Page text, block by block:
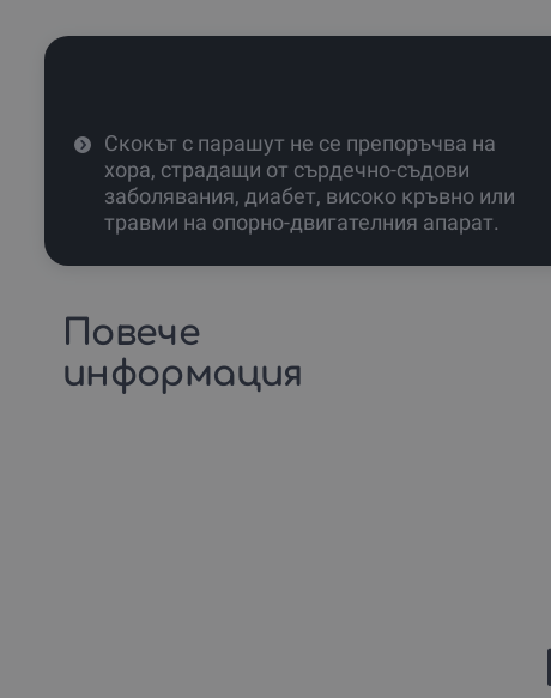
Скокът с парашут не се препоръчва на
хора, страдащи от сърдечно-съдови
заболявания, диабет, високо кръвно или
травми на опорно-двигателния апарат.
Повече
информация